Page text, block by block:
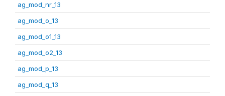
ag_mod_nr_13
ag_mod_o_13
ag_mod_o1_13
ag_mod_o2_13
ag_mod_p_13
ag_mod_q_13